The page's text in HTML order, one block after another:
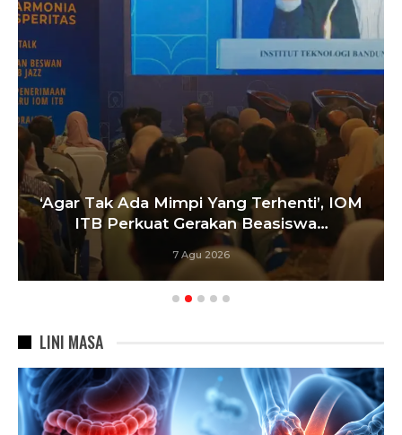
‘Agar Tak Ada Mimpi Yang Terhenti’, IOM
ITB Perkuat Gerakan Beasiswa…
7 Agu 2026
LINI MASA